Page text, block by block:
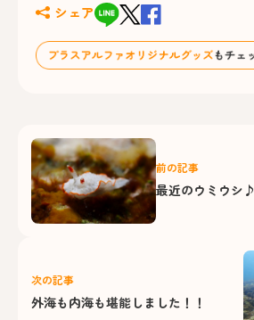
シェア
前の記事
最近のウミウシ♪
次の記事
外海も内海も堪能しました！！